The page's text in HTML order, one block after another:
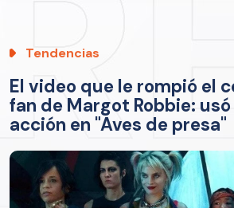
Tendencias
El video que le rompió el
fan de Margot Robbie:
acción en "Aves de presa"